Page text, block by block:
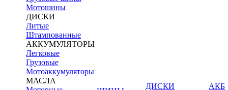
Мотошины
ДИСКИ
Литые
Штампованные
АККУМУЛЯТОРЫ
Легковые
Грузовые
Мотоаккумуляторы
МАСЛА
ДИСКИ
АКБ